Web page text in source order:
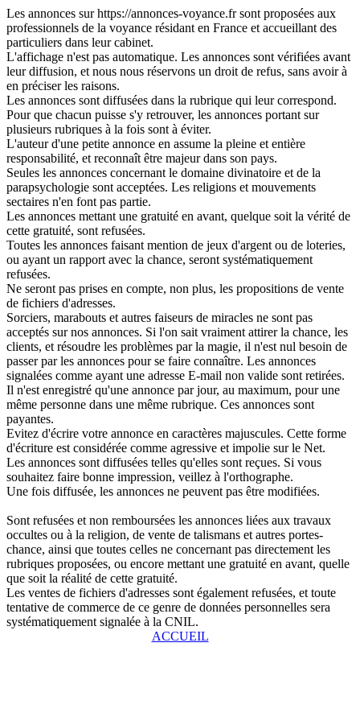
Les annonces sur https://annonces-voyance.fr sont proposées aux
professionnels de la voyance résidant en France et accueillant des
particuliers dans leur cabinet.
L'affichage n'est pas automatique. Les annonces sont vérifiées avant
leur diffusion, et nous nous réservons un droit de refus, sans avoir à
en préciser les raisons.
Les annonces sont diffusées dans la rubrique qui leur correspond.
Pour que chacun puisse s'y retrouver, les annonces portant sur
plusieurs rubriques à la fois sont à éviter.
L'auteur d'une petite annonce en assume la pleine et entière
responsabilité, et reconnaît être majeur dans son pays.
Seules les annonces concernant le domaine divinatoire et de la
parapsychologie sont acceptées. Les religions et mouvements
sectaires n'en font pas partie.
Les annonces mettant une gratuité en avant, quelque soit la vérité de
cette gratuité, sont refusées.
Toutes les annonces faisant mention de jeux d'argent ou de loteries,
ou ayant un rapport avec la chance, seront systématiquement
refusées.
Ne seront pas prises en compte, non plus, les propositions de vente
de fichiers d'adresses.
Sorciers, marabouts et autres faiseurs de miracles ne sont pas
acceptés sur nos annonces. Si l'on sait vraiment attirer la chance, les
clients, et résoudre les problèmes par la magie, il n'est nul besoin de
passer par les annonces pour se faire connaître. Les annonces
signalées comme ayant une adresse E-mail non valide sont retirées.
Il n'est enregistré qu'une annonce par jour, au maximum, pour une
même personne dans une même rubrique. Ces annonces sont
payantes.
Evitez d'écrire votre annonce en caractères majuscules. Cette forme
d'écriture est considérée comme agressive et impolie sur le Net.
Les annonces sont diffusées telles qu'elles sont reçues. Si vous
souhaitez faire bonne impression, veillez à l'orthographe.
Une fois diffusée, les annonces ne peuvent pas être modifiées.
Sont refusées et non remboursées les annonces liées aux travaux
occultes ou à la religion, de vente de talismans et autres portes-
chance, ainsi que toutes celles ne concernant pas directement les
rubriques proposées, ou encore mettant une gratuité en avant, quelle
que soit la réalité de cette gratuité.
Les ventes de fichiers d'adresses sont également refusées, et toute
tentative de commerce de ce genre de données personnelles sera
systématiquement signalée à la CNIL.
ACCUEIL